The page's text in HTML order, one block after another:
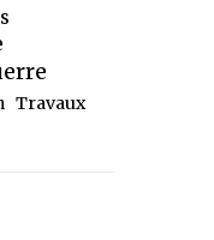
Travaux